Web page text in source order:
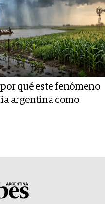
qué este fenómeno
argentina como